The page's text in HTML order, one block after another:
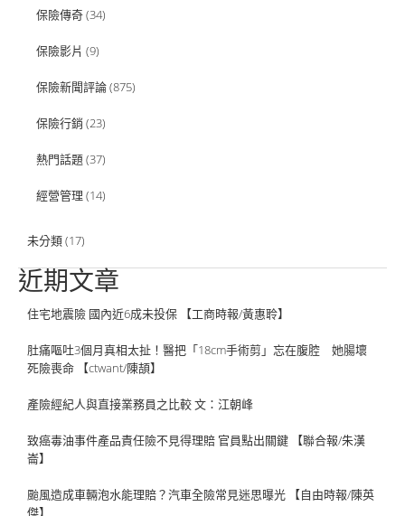
保險傳奇(34)
保險影片 (9)
保險新聞評論(875)
保險行銷 (23)
熱門話題(37)
經營管理 (14)
未分類(17)
近期文章
住宅地震險 國內近6成未投保 【工商時報/黃惠聆】
肚痛嘔吐3個月真相太扯！醫把「18cm手術剪」忘在腹腔 她腸壞
死險喪命 【ctwant/陳頡】
產險經紀人與直接業務員之比較 文：江朝峰
致癌毒油事件產品責任險不見得理賠 官員點出關鍵 【聯合報/朱漢
崙】
颱風造成車輛泡水能理賠？汽車全險常見迷思曝光 【自由時報/陳英
傑】